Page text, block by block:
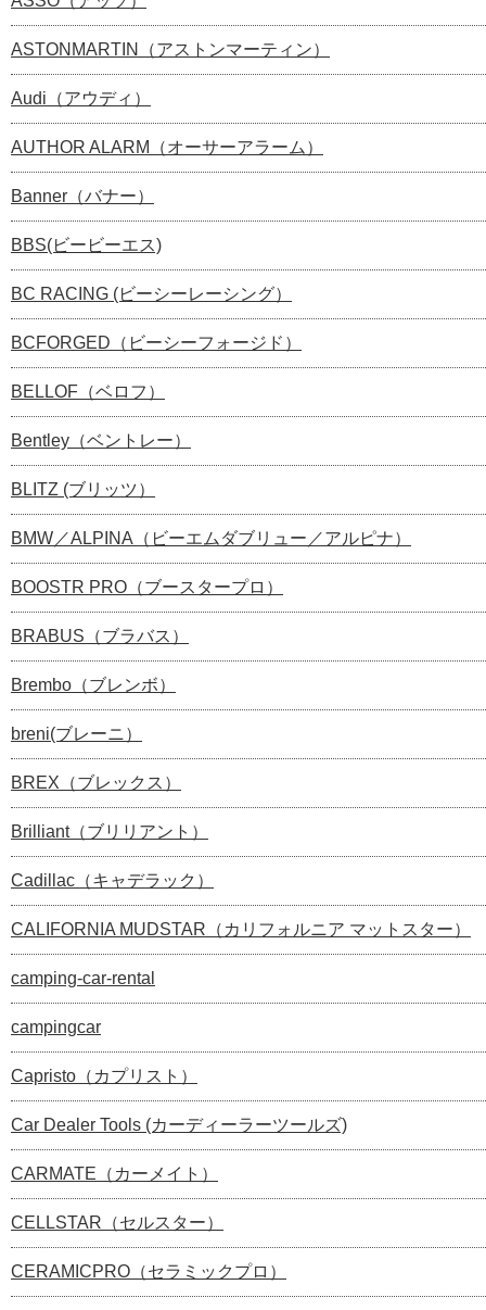
ASTONMARTIN（アストンマーティン）
Audi（アウディ）
AUTHOR ALARM（オーサーアラーム）
Banner（バナー）
BBS(ビービーエス)
BC RACING (ビーシーレーシング）
BCFORGED（ビーシーフォージド）
BELLOF（ベロフ）
Bentley（ベントレー）
BLITZ (ブリッツ）
BMW／ALPINA（ビーエムダブリュー／アルピナ）
BOOSTR PRO（ブースタープロ）
BRABUS（ブラバス）
Brembo（ブレンボ）
breni(ブレーニ）
BREX（ブレックス）
Brilliant（ブリリアント）
Cadillac（キャデラック）
CALIFORNIA MUDSTAR（カリフォルニア マットスター）
camping-car-rental
campingcar
Capristo（カプリスト）
Car Dealer Tools (カーディーラーツールズ)
CARMATE（カーメイト）
CELLSTAR（セルスター）
CERAMICPRO（セラミックプロ）